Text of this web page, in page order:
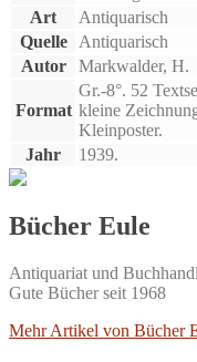
Art
Antiquarisch
Quelle
Antiquarisch
Autor
Markwalder, H.
Format
Gr.-8°. 52
kleine
Kleinposter.
Jahr
1939.
Bücher Eule
Antiquariat und
Gute Bücher seit 1968
Mehr Artikel von Bücher